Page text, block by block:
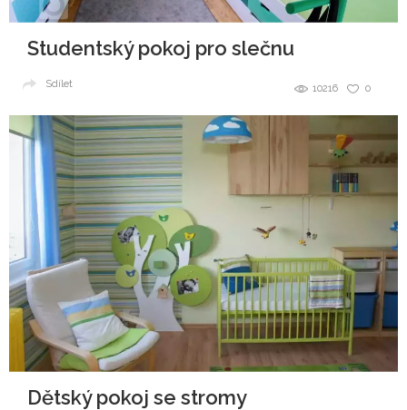
Studentský pokoj pro slečnu
0
10216
Sdílet
Dětský pokoj se stromy